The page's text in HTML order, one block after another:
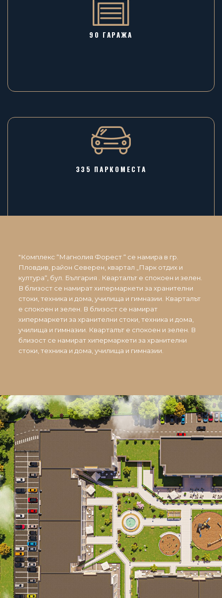
90 ГАРАЖA
335 ПАРКОМЕСТА
"Комплекс “Магнолия Форест “ се намира в гр.
Пловдив, район Северен, квартал „Парк отдих и
култура“, бул. България . Кварталът е спокоен и зелен.
В близост се намират хипермаркети за хранителни
стоки, техника и дома, училища и гимназии. Кварталът
е спокоен и зелен. В близост се намират
хипермаркети за хранителни стоки, техника и дома,
училища и гимназии. Кварталът е спокоен и зелен. В
близост се намират хипермаркети за хранителни
стоки, техника и дома, училища и гимназии.